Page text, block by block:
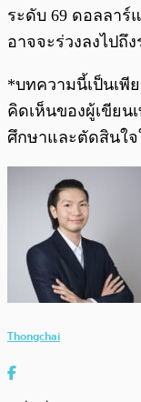
ระดับ 69 ดอลลาร์
อาจจะร่วงลงไปถึ
*บทความนี้เป็นเพี
คิดเห็นของผู้เขียน
ศึกษาและตัดสินใจ
Thongchai